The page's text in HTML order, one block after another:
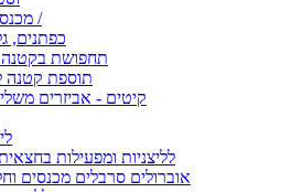
מכנסיים לתחפושות /
כפתנים,
תחפושת בקטנה
תוספת קטנה
קיטים - אביזרים
לליצניות ומפעילות
אוברולים סרבלים מכנסים